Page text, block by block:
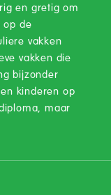
en gretig om
op de
vakken
vakken die
bijzonder
kinderen op
maar